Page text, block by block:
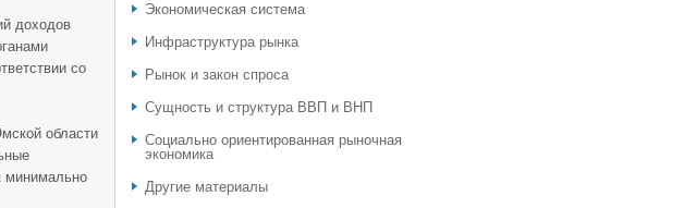
доходов
со
области
минимально
Экономическая система
Инфраструктура рынка
Рынок и закон спроса
Сущность и структура ВВП и ВНП
Социально ориентированная рыночная
экономика
Другие материалы